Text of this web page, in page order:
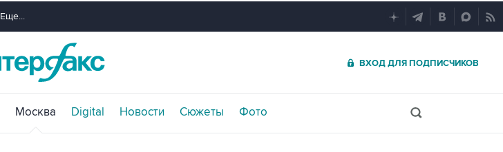
Еще...
ВХОД ДЛЯ ПОДПИСЧИКОВ
Москва Digital Новости Сюжеты Фото